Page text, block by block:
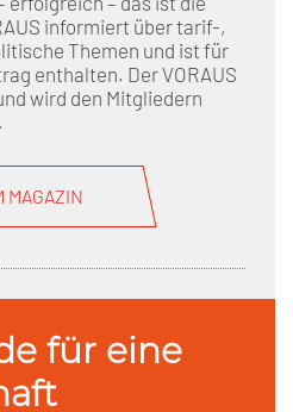
informiert über tarif-,
Themen und ist für
enthalten. Der VORAUS
wird den Mitgliedern
MAGAZIN
für eine